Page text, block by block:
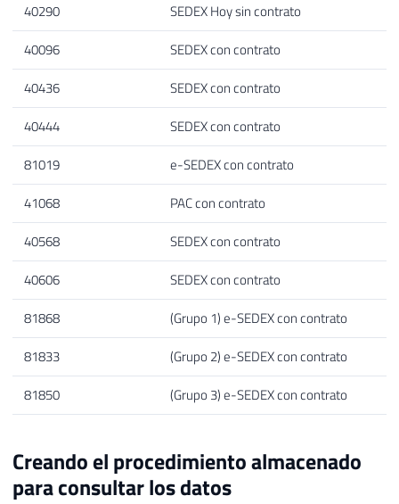
40290
SEDEX Hoy sin contrato
40096
SEDEX con contrato
40436
SEDEX con contrato
40444
SEDEX con contrato
81019
e-SEDEX con contrato
41068
PAC con contrato
40568
SEDEX con contrato
40606
SEDEX con contrato
81868
(Grupo 1) e-SEDEX con contrato
81833
(Grupo 2) e-SEDEX con contrato
81850
(Grupo 3) e-SEDEX con contrato
Creando el procedimiento almacenado
para consultar los datos